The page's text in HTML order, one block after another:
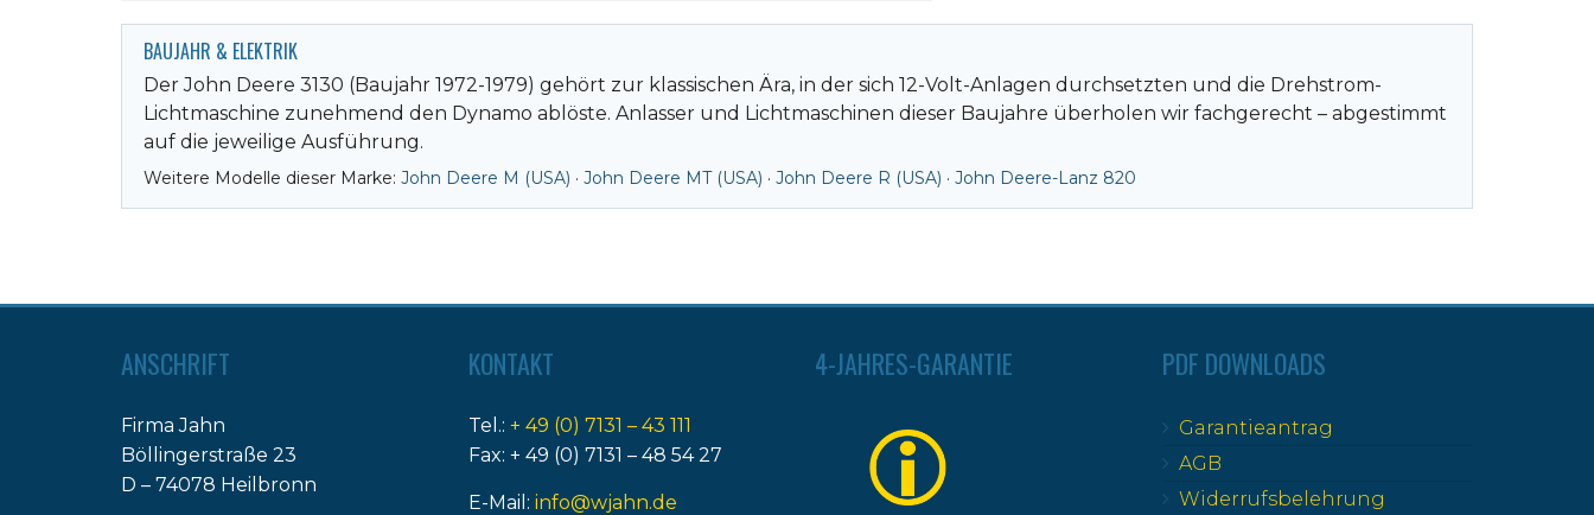
BAUJAHR & ELEKTRIK
Der John Deere 3130 (Baujahr 1972-1979) gehört zur klassischen Ära, in der sich 12-Volt-Anlagen durchsetzten und die Drehstrom-
Lichtmaschine zunehmend den Dynamo ablöste. Anlasser und Lichtmaschinen dieser Baujahre überholen wir fachgerecht – abgestimmt
auf die jeweilige Ausführung.
Weitere Modelle dieser Marke: John Deere M (USA) · John Deere MT (USA) · John Deere R (USA) · John Deere-Lanz 820
ANSCHRIFT
Firma Jahn
Böllingerstraße 23
D – 74078 Heilbronn
KONTAKT
Tel.: + 49 (0) 7131 – 43 111
Fax: + 49 (0) 7131 – 48 54 27
E-Mail: info@wjahn.de
4-JAHRES-GARANTIE PDF DOWNLOADS
Garantieantrag
AGB
Widerrufsbelehrung